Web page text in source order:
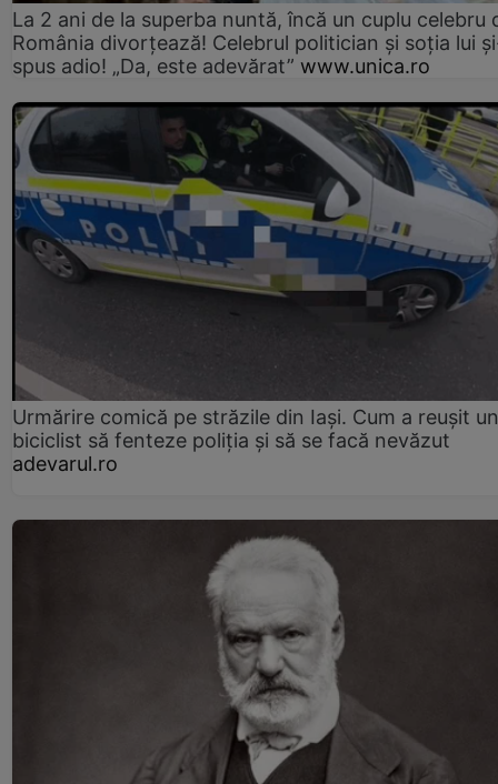
La 2 ani de la superba nuntă, încă un cuplu celebru
România divorțează! Celebrul politician și soția lui
spus adio! „Da, este adevărat” www.unica.ro
Urmărire comică pe străzile din Iași. Cum a reușit un
biciclist să fenteze poliția și să se facă nevăzut
adevarul.ro